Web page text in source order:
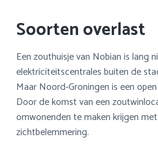
Soorten overlast
Een zouthuisje van Nobian is lang
elektriciteitscentrales buiten de
Maar Noord-Groningen is een
Door de komst van een
omwonenden te maken krijgen
zichtbelemmering.